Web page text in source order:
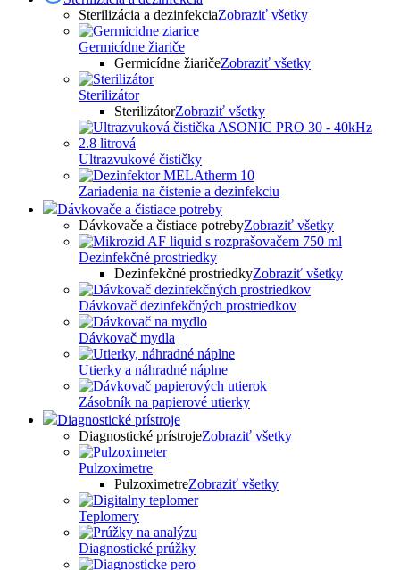
Sterilizácia a dezinfekciaZobraziť všetky
Germicídne žiariče
Germicídne žiaričeZobraziť všetky
Sterilizátor
SterilizátorZobraziť všetky
Ultrazvukové čističky
Zariadenia na čistenie a dezinfekciu
Dávkovače a čistiace potreby
Dávkovače a čistiace potrebyZobraziť všetky
Dezinfekčné prostriedky
Dezinfekčné prostriedkyZobraziť všetky
Dávkovač dezinfekčných prostriedkov
Dávkovač mydla
Utierky a náhradné náplne
Zásobník na papierové utierky
Diagnostické prístroje
Diagnostické prístrojeZobraziť všetky
Pulzoximetre
PulzoximetreZobraziť všetky
Teplomery
Diagnostické prúžky